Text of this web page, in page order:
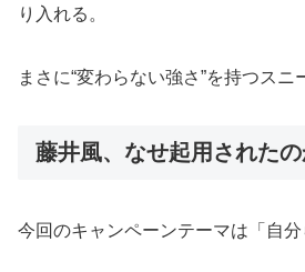
り入れる。
まさに“変わらない強さ”を持つスニ
藤井風、なせ起用されたの
今回のキャンペーンテーマは「自分